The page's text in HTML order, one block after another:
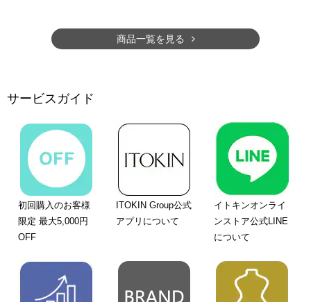
商品一覧を見る
サービスガイド
初回購入のお客様
限定 最大5,000円
OFF
ITOKIN Group公式
アプリについて
イトキンオンライ
ンストア公式LINE
について